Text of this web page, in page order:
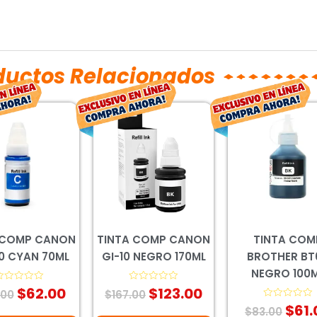
Relacionados
CANON
CYAN 70ML
El
precio
original
era:
$120.00.
$62.00
El
precio
TINTA COMP CANON
GI-10 NEGRO 170ML
Valorado
con
de
$167.00
El
precio
original
era:
$167.00.
$123.00
El
precio
TINTA
BROTHER
NEGRO
Valorado
con
$83.00
El
era:
$